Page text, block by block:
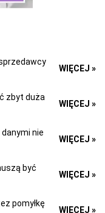
WIĘCEJ »
zbyt duża
WIĘCEJ »
nie
WIĘCEJ »
być
WIĘCEJ »
pomyłkę
WIĘCEJ »